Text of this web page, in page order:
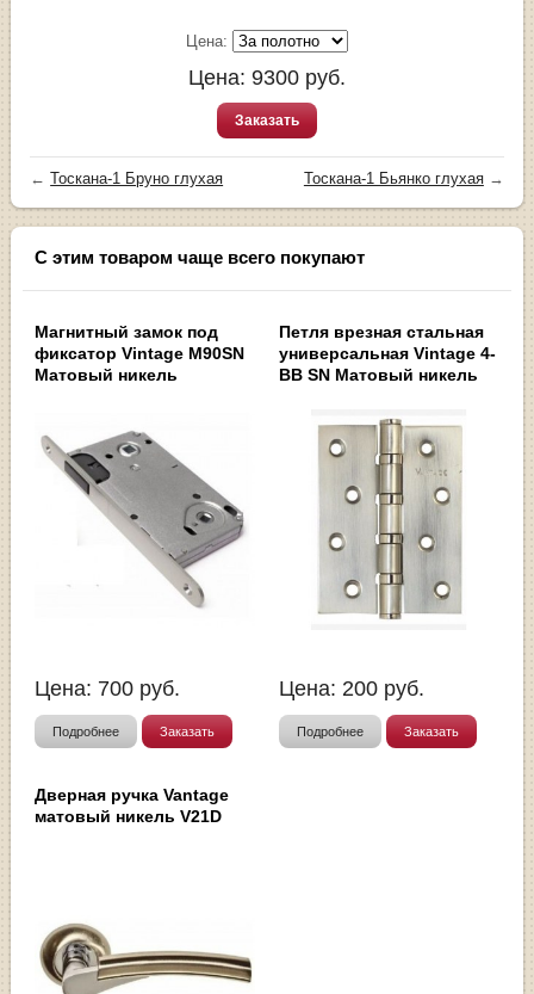
Цена:
Цена: 9300 руб.
Заказать
←Тоскана-1 Бруно глухая Тоскана-1 Бьянко глухая→
С этим товаром чаще всего покупают
Магнитный замок под
фиксатор Vintage M90SN
Матовый никель
Цена: 700 руб.
Подробнее Заказать
Петля врезная стальная
универсальная Vintage 4-
BB SN Матовый никель
Цена: 200 руб.
Подробнее Заказать
Дверная ручка Vantage
матовый никель V21D